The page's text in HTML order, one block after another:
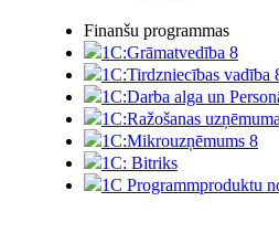
Finanšu programmas
1C:Grāmatvedība 8
1C:Tirdzniecības vadība
1C:Darba alga un
1C:Ražošanas
1С:Мikrouzņēmums 8
1C: Bitriks
1C Programmproduktu